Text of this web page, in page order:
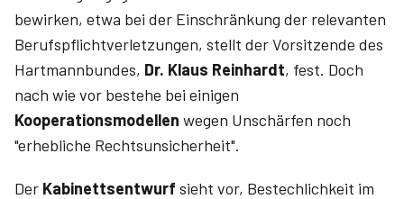
bewirken, etwa bei der Einschränkung der relevanten
Berufspflichtverletzungen, stellt der Vorsitzende des
Hartmannbundes, Dr. Klaus Reinhardt, fest. Doch
nach wie vor bestehe bei einigen
Kooperationsmodellen wegen Unschärfen noch
"erhebliche Rechtsunsicherheit".
Der Kabinettsentwurf sieht vor, Bestechlichkeit im